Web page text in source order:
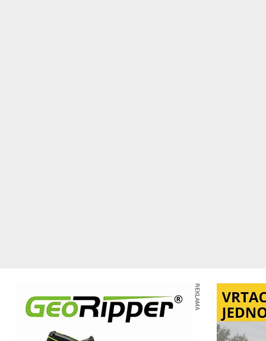
REKLAMA